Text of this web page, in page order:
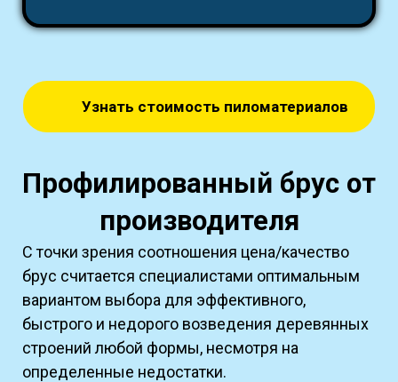
Узнать стоимость пиломатериалов
Профилированный брус от
производителя
С точки зрения соотношения цена/качество
брус считается специалистами оптимальным
вариантом выбора для эффективного,
быстрого и недорого возведения деревянных
строений любой формы, несмотря на
определенные недостатки.